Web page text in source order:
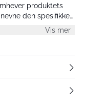
produktets
den spesifikke
mellom stil ogVis mer